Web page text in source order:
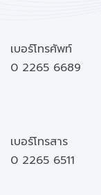
เบอร์โทรศัพท์
0 2265 6689
เบอร์โทรสาร
0 2265 6511